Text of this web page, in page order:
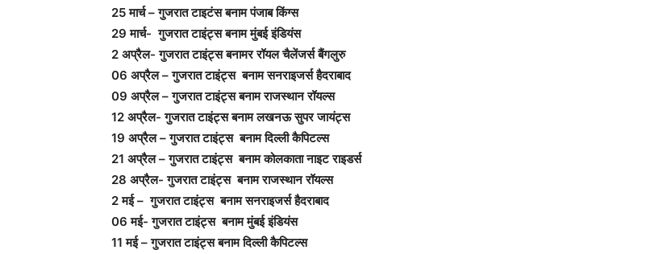
25 मार्च – गुजरात टाइटंस बनाम पंजाब किंग्स
29 मार्च- गुजरात टाइंट्स बनाम मुंबई इंडियंस
2 अप्रैल- गुजरात टाइंट्स बनामर रॉयल चैलेंजर्स बैंगलुरु
06 अप्रैल – गुजरात टाइंट्स बनाम सनराइजर्स हैदराबाद
09 अप्रैल – गुजरात टाइंट्स बनाम राजस्थान रॉयल्स
12 अप्रैल- गुजरात टाइंट्स बनाम लखनऊ सुपर जायंट्स
19 अप्रैल – गुजरात टाइंट्स बनाम दिल्ली कैपिटल्स
21 अप्रैल – गुजरात टाइंट्स बनाम कोलकाता नाइट राइडर्स
28 अप्रैल- गुजरात टाइंट्स बनाम राजस्थान रॉयल्स
2 मई – गुजरात टाइंट्स बनाम सनराइजर्स हैदराबाद
06 मई- गुजरात टाइंट्स बनाम मुंबई इंडियंस
11 मई – गुजरात टाइंट्स बनाम दिल्ली कैपिटल्स